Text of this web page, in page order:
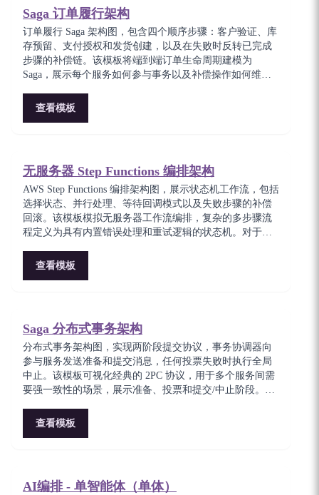
Saga 订单履行架构
订单履行 Saga 架构图，包含四个顺序步骤：客户验证、库
存预留、支付授权和发货创建，以及在失败时反转已完成
步骤的补偿链。该模板将端到端订单生命周期建模为
Saga，展示每个服务如何参与事务以及补偿操作如何维护
查看模板
无服务器 Step Functions 编排架构
AWS Step Functions 编排架构图，展示状态机工作流，包括
选择状态、并行处理、等待回调模式以及失败步骤的补偿
回滚。该模板模拟无服务器工作流编排，复杂的多步骤流
程定义为具有内置错误处理和重试逻辑的状态机。对于构
的团队至关重要。
查看模板
Saga 分布式事务架构
分布式事务架构图，实现两阶段提交协议，事务协调器向
参与服务发送准备和提交消息，任何投票失败时执行全局
中止。该模板可视化经典的 2PC 协议，用于多个服务间需
要强一致性的场景，展示准备、投票和提交/中止阶段。对
查看模板
AI编排 - 单智能体（单体）